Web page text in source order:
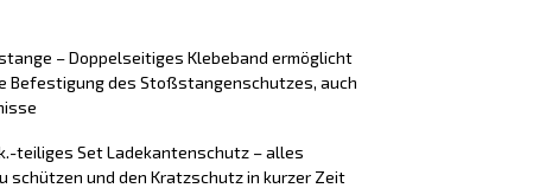
– Doppelseitiges Klebeband ermöglicht
Befestigung des Stoßstangenschutzes, auch
teiliges Set Ladekantenschutz – alles
schützen und den Kratzschutz in kurzer Zeit